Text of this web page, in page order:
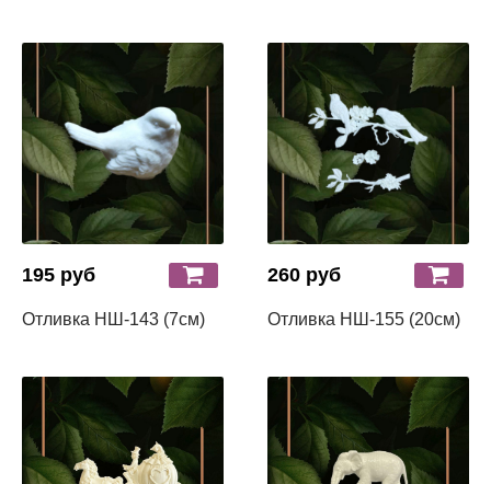
195 руб
Отливка НШ-143 (7см)
260 руб
Отливка НШ-155 (20см)